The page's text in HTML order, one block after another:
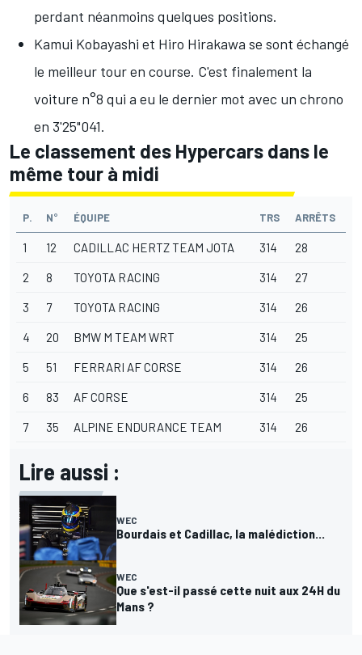
perdant néanmoins quelques positions.
Kamui Kobayashi et Hiro Hirakawa se sont échangé
le meilleur tour en course. C'est finalement la
voiture n°8 qui a eu le dernier mot avec un chrono
en 3'25"041.
Le classement des Hypercars dans le
même tour à midi
P. N° ÉQUIPE TRS ARRÊTS
1 12 CADILLAC HERTZ TEAM JOTA 314 28
2 8 TOYOTA RACING 314 27
3 7 TOYOTA RACING 314 26
4 20 BMW M TEAM WRT 314 25
5 51 FERRARI AF CORSE 314 26
6 83 AF CORSE 314 25
7 35 ALPINE ENDURANCE TEAM 314 26
Lire aussi :
WEC
Bourdais et Cadillac, la malédiction...
WEC
Que s'est-il passé cette nuit aux 24H du
Mans ?